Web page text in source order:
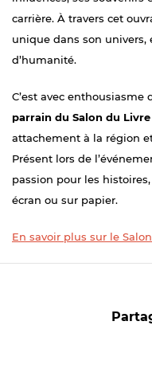
carrière. À travers cet
unique dans son
d’humanité.
C’est avec enthousiasme
parrain du Salon du
attachement à la région
Présent lors de
passion pour les
écran ou sur papier.
En savoir plus sur le